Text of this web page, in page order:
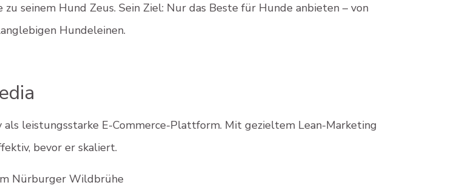
seinem Hund Zeus. Sein Ziel: Nur das Beste für Hunde anbieten – von
Hundeleinen.
als leistungsstarke E-Commerce-Plattform. Mit gezieltem Lean-Marketing
bevor er skaliert.